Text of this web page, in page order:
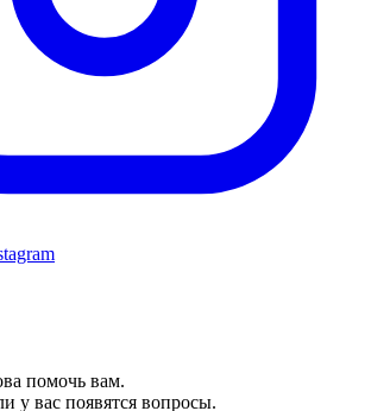
помочь вам.
у вас появятся вопросы.